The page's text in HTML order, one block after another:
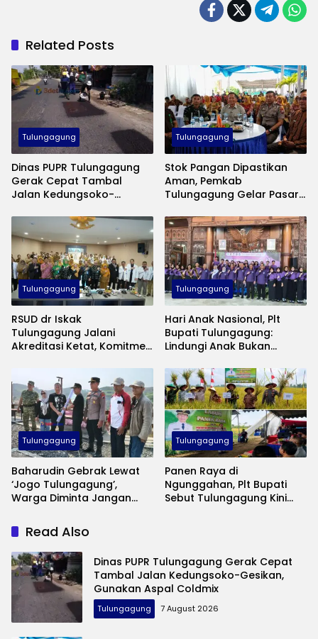
Related Posts
Tulungagung
Dinas PUPR Tulungagung
Gerak Cepat Tambal
Jalan Kedungsoko-
Coldmix
Tulungagung
Stok Pangan Dipastikan
Aman, Pemkab
Tulungagung Gelar Pasar
Tulungagung
RSUD dr Iskak
Tulungagung Jalani
Akreditasi Ketat, Komitmen
Kesehatan
Tulungagung
Hari Anak Nasional, Plt
Bupati Tulungagung:
Lindungi Anak Bukan
Tulungagung
Baharudin Gebrak Lewat
‘Jogo Tulungagung’,
Warga Diminta Jangan
Gangguan Keamanan
Tulungagung
Panen Raya di
Ngunggahan, Plt Bupati
Sebut Tulungagung Kini
Read Also
Dinas PUPR Tulungagung Gerak Cepat
Tambal Jalan Kedungsoko-Gesikan,
Gunakan Aspal Coldmix
Tulungagung 7 August 2026